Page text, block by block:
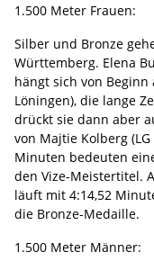
1.500 Meter Frauen:
Silber und Bronze
Württemberg. Elena
hängt sich von Beginn
Löningen), die lange
drückt sie dann aber
von Majtie Kolberg
Minuten bedeuten
den Vize-Meistertitel.
läuft mit 4:14,52
die Bronze-Medaille.
1.500 Meter Männer: